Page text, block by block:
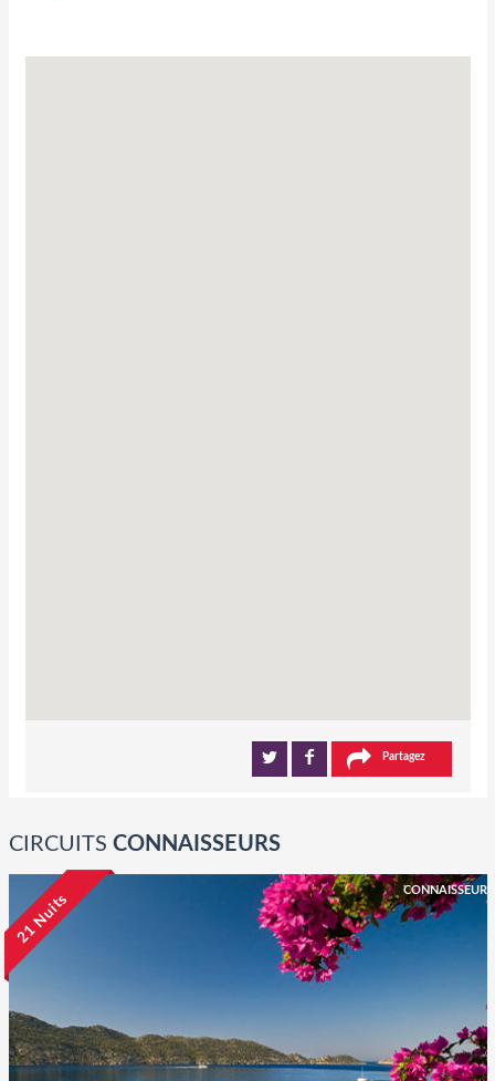
Partagez
CIRCUITS CONNAISSEURS
21 Nuits
CONNAISSEUR